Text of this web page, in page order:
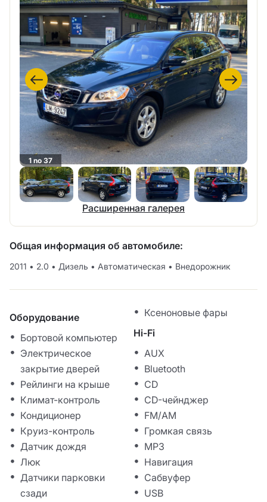
1 no 37
Расширенная галерея
Общая информация об автомобиле:
2011 • 2.0 • Дизель • Автоматическая • Внедорожник
Оборудование
Бортовой компьютер
Электрическое
закрытие дверей
Рейлинги на крыше
Климат-контроль
Кондиционер
Круиз-контроль
Датчик дождя
Люк
Датчики парковки
сзади
Ксеноновые фары
Hi-Fi
AUX
Bluetooth
CD
CD-чейнджер
FM/AM
Громкая связь
MP3
Навигация
Сабвуфер
USB